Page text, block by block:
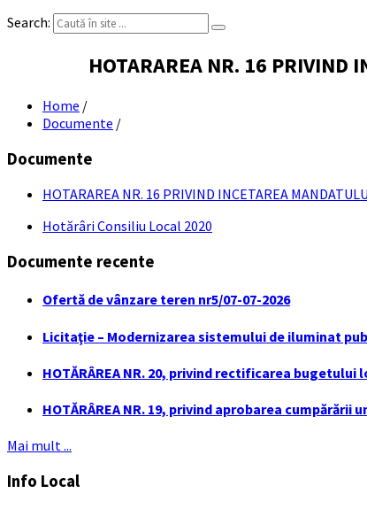
Search:
HOTARAREA NR. 16 PRIVIND
Home /
Documente /
Documente
HOTARAREA NR. 16 PRIVIND INCETAREA
Hotărâri Consiliu Local 2020
Documente recente
Ofertă de vânzare teren nr5/07-07-2026
Licitaţie – Modernizarea sistemului de iluminat
HOTĂRÂREA NR. 20, privind rectificarea
HOTĂRÂREA NR. 19, privind aprobarea
Mai mult ...
Info Local